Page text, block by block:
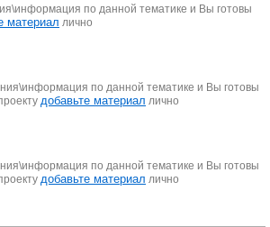
по данной тематике и Вы готовы
материал лично
по данной тематике и Вы готовы
добавьте материал лично
по данной тематике и Вы готовы
добавьте материал лично